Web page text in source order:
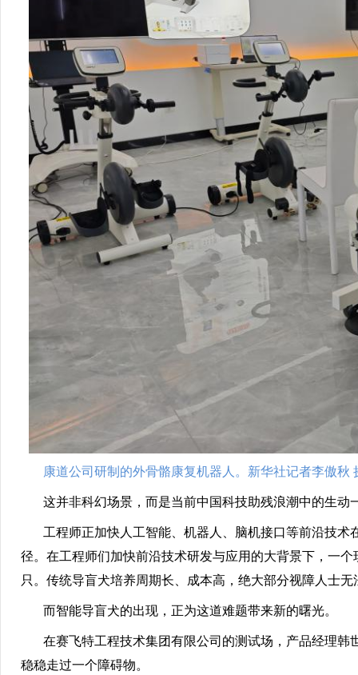
康道公司研制的外骨骼康复机器人。新华社记者李傲秋
这并非科幻场景，而是当前中国科技助残浪潮中的生动
工程师正加快人工智能、机器人、脑机接口等前沿技术
径。在工程师们加快前沿技术研发与应用的大背景下，一
只。传统导盲犬培养周期长、成本高，绝大部分视障人士
而智能导盲犬的出现，正为这道难题带来新的曙光。
在赛飞特工程技术集团有限公司的测试场，产品经理韩
稳稳走过一个障碍物。